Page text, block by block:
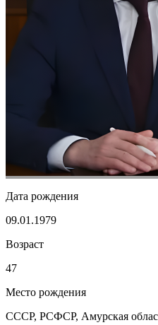
Дата рождения
09.01.1979
Возраст
47
Место рождения
СССР, РСФСР, Амурская